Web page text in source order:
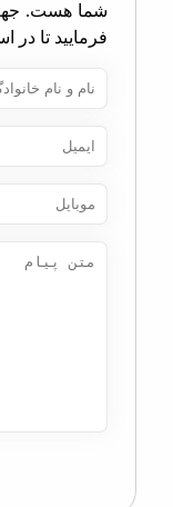
هست. جهت ارتباط با
تا در اسرع وقت